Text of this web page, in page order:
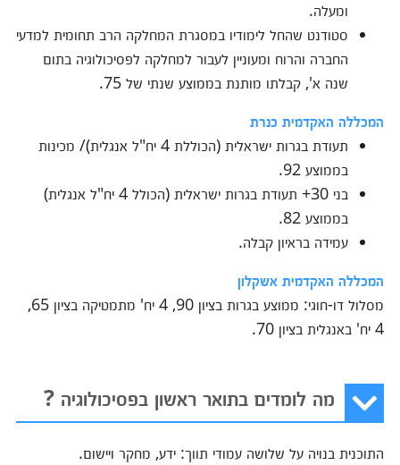
ומעלה.
סטודנט שהחל לימודיו במסגרת המחלקה הרב תחומית למדעי
החברה והרוח ומעוניין לעבור למחלקה לפסיכולוגיה בתום
שנה א', קבלתו מותנת בממוצע שנתי של 75.
המכללה האקדמית כנרת
תעודת בגרות ישראלית (הכוללת 4 יח"ל אנגלית)/ מכינות
בממוצע 92.
בני 30+ תעודת בגרות ישראלית (הכולל 4 יח"ל אנגלית)
בממוצע 82.
עמידה בראיון קבלה.
המכללה האקדמית אשקלון
מסלול דו-חוגי: ממוצע בגרות בציון 90, 4 יח' מתמטיקה בציון 65,
4 יח' באנגלית בציון 70.
מה לומדים בתואר ראשון בפסיכולוגיה ?
התוכנית בנויה על שלושה עמודי תווך: ידע, מחקר ויישום.